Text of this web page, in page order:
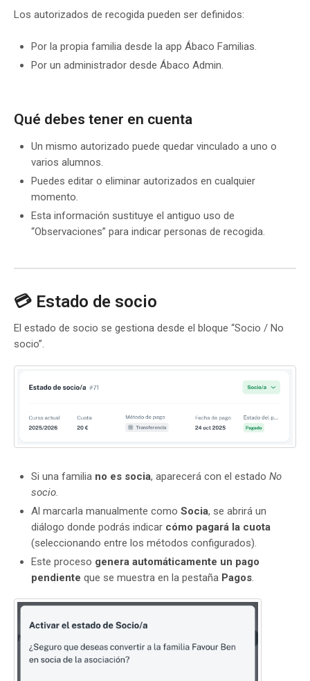
Los autorizados de recogida pueden ser definidos:
Por la propia familia desde la app Ábaco Familias.
Por un administrador desde Ábaco Admin.
Qué debes tener en cuenta
Un mismo autorizado puede quedar vinculado a uno o
varios alumnos.
Puedes editar o eliminar autorizados en cualquier
momento.
Esta información sustituye el antiguo uso de
“Observaciones” para indicar personas de recogida.
💳 Estado de socio
El estado de socio se gestiona desde el bloque “Socio / No
socio”.
Si una familia no es socia, aparecerá con el estado No
socio.
Al marcarla manualmente como Socia, se abrirá un
diálogo donde podrás indicar cómo pagará la cuota
(seleccionando entre los métodos configurados).
Este proceso genera automáticamente un pago
pendiente que se muestra en la pestaña Pagos.